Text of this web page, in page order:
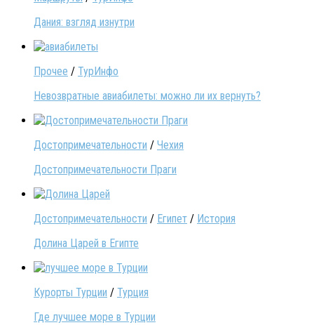
Дания: взгляд изнутри
Прочее / ТурИнфо
Невозвратные авиабилеты: можно ли их вернуть?
Достопримечательности / Чехия
Достопримечательности Праги
Достопримечательности / Египет / История
Долина Царей в Египте
Курорты Турции / Турция
Где лучшее море в Турции